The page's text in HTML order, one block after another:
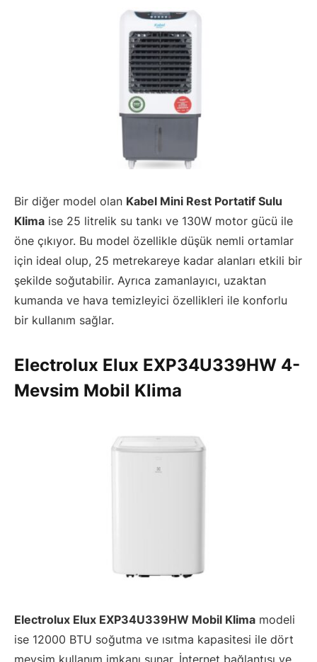
Bir diğer model olan Kabel Mini Rest Portatif Sulu
Klima ise 25 litrelik su tankı ve 130W motor gücü ile
öne çıkıyor. Bu model özellikle düşük nemli ortamlar
için ideal olup, 25 metrekareye kadar alanları etkili bir
şekilde soğutabilir. Ayrıca zamanlayıcı, uzaktan
kumanda ve hava temizleyici özellikleri ile konforlu
bir kullanım sağlar.
Electrolux Elux EXP34U339HW 4-
Mevsim Mobil Klima
Electrolux Elux EXP34U339HW Mobil Klima modeli
ise 12000 BTU soğutma ve ısıtma kapasitesi ile dört